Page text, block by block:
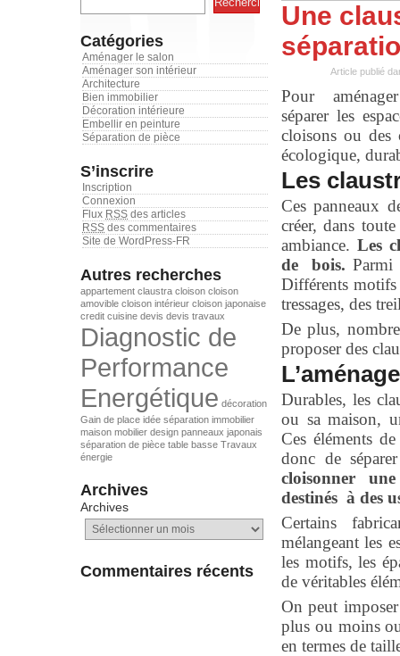
Catégories
Aménager le salon
Aménager son intérieur
Architecture
Bien immobilier
Décoration intérieure
Embellir en peinture
Séparation de pièce
S’inscrire
Inscription
Connexion
Flux RSS des articles
RSS des commentaires
Site de WordPress-FR
Autres recherches
appartement claustra cloison cloison
amovible cloison intérieur cloison japonaise
credit cuisine devis devis travaux
Diagnostic de
Performance
Energétique décoration
Gain de place idée séparation immobilier
maison mobilier design panneaux japonais
séparation de pièce table basse Travaux
énergie
Archives
Archives
Commentaires récents
Une
Article publié
Pour
séparer les
cloisons ou des
écologique,
Les
Ces panneaux
créer, dans
ambiance. Les
de bois. Parmi
Différents motifs
tressages, des
De plus,
proposer des
Durables, les
ou sa maison,
Ces éléments
donc de
cloisonner
destinés à des
Certains
mélangeant les
les motifs, les
de véritables
On peut
plus ou moins
en termes de